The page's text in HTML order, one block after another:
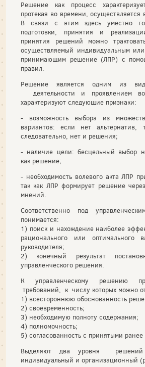
Решение как процесс
протекая во времени, осуществляется
В связи с этим здесь уместно
подготовки, принятия и
принятия решений можно
осуществляемый индивидуальным
принимающим решение (ЛПР) с
правил.
Решение является одним из
деятельности и проявлением
характеризуют следующие признаки:
- возможность выбора из
вариантов: если нет
следовательно, нет и решения;
- наличие цели: бесцельный выбор
как решение;
- необходимость волевого акта ЛПР
так как ЛПР формирует решение
мнений.
Соответственно под
понимается:
1) поиск и нахождение наиболее
рационального или оптимального
руководителя;
2) конечный результат
управленческого решения.
К управленческому решению
требований, к числу которых можно
1) всестороннюю обоснованность
2) своевременность;
3) необходимую полноту содержания;
4) полномочность;
5) согласованность с принятыми
Выделяют два уровня решений
индивидуальный и организационный